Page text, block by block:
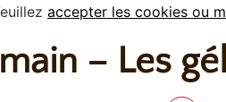
accepter les cookies ou
– Les